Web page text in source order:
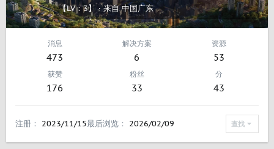
【LV：3】 ·来自中国广东
消息
473
解决方案
6
资源
53
获赞
176
粉丝
33
分
43
注册 2023/11/15最后浏览 2026/02/09 查找